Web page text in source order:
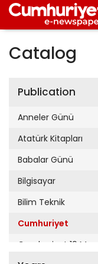
Catalog
Publication
Anneler Günü
Atatürk Kitapları
Babalar Günü
Bilgisayar
Bilim Teknik
Cumhuriyet
Cumhuriyet 19 Mayıs